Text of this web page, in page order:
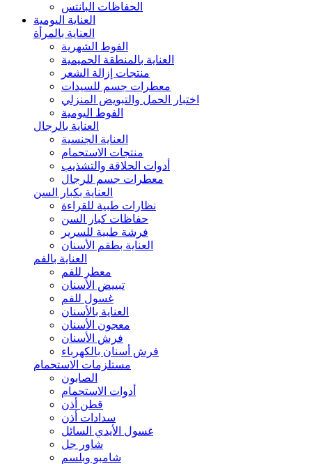
الحفاظات البانتس
العناية اليومية
العناية بالمرأة
الفوط الشهرية
العناية بالمنطقة الحميمية
منتجات إزالة الشعر
معطرات جسم للسيدات
اختبار الحمل والتبويض المنزلي
الفوط اليومية
العناية بالرجال
العناية الجنسية
منتجات الاستحمام
أدوات الحلاقة والتشذيب
معطرات جسم للرجال
العناية بكبار السن
نظارات طبية للقراءة
حفاظات كبار السن
فرشة طبية للسرير
العناية بطقم الأسنان
العناية بالفم
معطر للفم
تبييض الأسنان
غسول للفم
العناية بالأسنان
معجون الأسنان
فرش الأسنان
فرش أسنان بالكهرباء
مستلزمات الاستحمام
الصابون
أدوات الاستحمام
قطن أذن
سدادات أذن
غسول الأيدي السائل
شاور جل
شامبو وبلسم